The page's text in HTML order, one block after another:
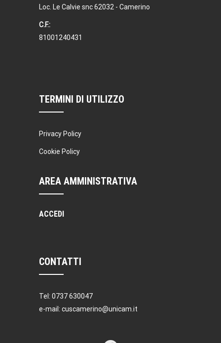
Loc. Le Calvie snc 62032 - Camerino
C.F.:
81001240431
TERMINI DI UTILIZZO
Privacy Policy
Cookie Policy
AREA AMMINISTRATIVA
ACCEDI
CONTATTI
Tel: 0737 630047
e-mail: cuscamerino@unicam.it